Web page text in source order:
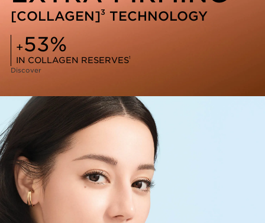
[COLLAGEN]3TECHNOLOGY
+53%
IN COLLAGEN RESERVES1
Discover